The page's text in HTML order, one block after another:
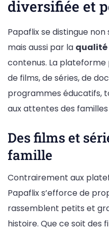
diversifiée et
Papaflix se distingue
mais aussi par la qualité
contenus. La
de films, de séries, de
programmes éducatifs,
aux attentes des
Des films et
famille
Contrairement aux
Papaflix s’efforce de
rassemblent petits et
histoire. Que ce soit des